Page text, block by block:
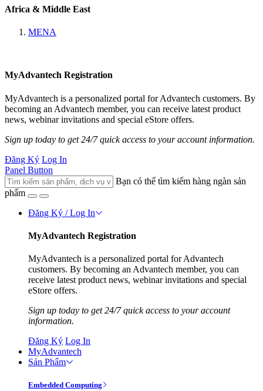
Africa & Middle East
MENA
MyAdvantech Registration
MyAdvantech is a personalized portal for Advantech customers. By
becoming an Advantech member, you can receive latest product
news, webinar invitations and special eStore offers.
Sign up today to get 24/7 quick access to your account information.
Đăng Ký Log In
Panel Button
Bạn có thể tìm kiếm hàng ngàn sản
phẩm
Đăng Ký / Log In
MyAdvantech Registration
MyAdvantech is a personalized portal for Advantech
customers. By becoming an Advantech member, you can
receive latest product news, webinar invitations and special
eStore offers.
Sign up today to get 24/7 quick access to your account
information.
Đăng Ký Log In
MyAdvantech
Sản Phẩm
Embedded Computing